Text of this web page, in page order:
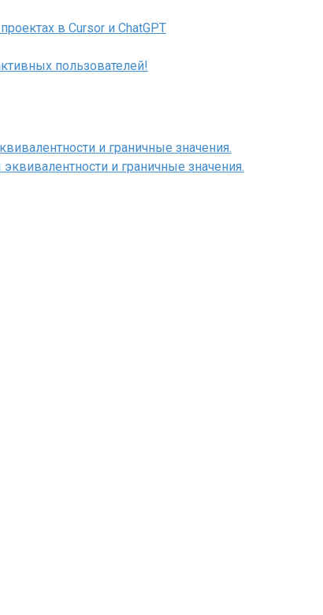
в Cursor и ChatGPT
пользователей!
и граничные значения.
и граничные значения.